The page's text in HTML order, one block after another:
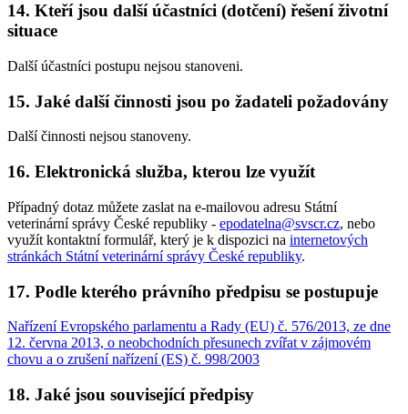
14. Kteří jsou další účastníci (dotčení) řešení životní
situace
Další účastníci postupu nejsou stanoveni.
15. Jaké další činnosti jsou po žadateli požadovány
Další činnosti nejsou stanoveny.
16. Elektronická služba, kterou lze využít
Případný dotaz můžete zaslat na e-mailovou adresu Státní
veterinární správy České republiky - epodatelna@svscr.cz, nebo
využít kontaktní formulář, který je k dispozici na internetových
stránkách Státní veterinární správy České republiky.
17. Podle kterého právního předpisu se postupuje
Nařízení Evropského parlamentu a Rady (EU) č. 576/2013, ze dne
12. června 2013, o neobchodních přesunech zvířat v zájmovém
chovu a o zrušení nařízení (ES) č. 998/2003
18. Jaké jsou související předpisy